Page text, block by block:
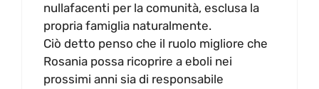
nullafacenti per la comunità, esclusa la
propria famiglia naturalmente.
Ciò detto penso che il ruolo migliore che
Rosania possa ricoprire a eboli nei
prossimi anni sia di responsabile